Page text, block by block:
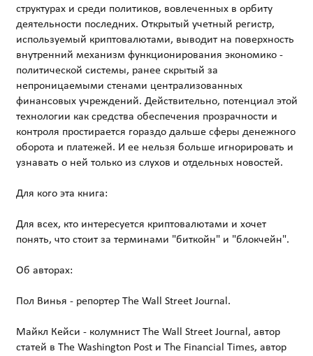
структурах и среди политиков, вовлеченных в орбиту
деятельности последних. Открытый учетный регистр,
используемый криптовалютами, выводит на поверхность
внутренний механизм функционирования экономико -
политической системы, ранее скрытый за
непроницаемыми стенами централизованных
финансовых учреждений. Действительно, потенциал этой
технологии как средства обеспечения прозрачности и
контроля простирается гораздо дальше сферы денежного
оборота и платежей. И ее нельзя больше игнорировать и
узнавать о ней только из слухов и отдельных новостей.
Для кого эта книга:
Для всех, кто интересуется криптовалютами и хочет
понять, что стоит за терминами "биткойн" и "блокчейн".
Об авторах:
Пол Винья - репортер The Wall Street Journal.
Майкл Кейси - колумнист The Wall Street Journal, автор
статей в The Washington Post и The Financial Times, автор